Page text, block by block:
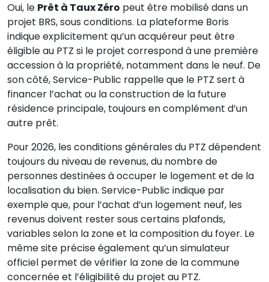
Oui, le Prêt à Taux Zéro peut être mobilisé dans un
projet BRS, sous conditions. La plateforme Boris
indique explicitement qu’un acquéreur peut être
éligible au PTZ si le projet correspond à une première
accession à la propriété, notamment dans le neuf. De
son côté, Service-Public rappelle que le PTZ sert à
financer l’achat ou la construction de la future
résidence principale, toujours en complément d’un
autre prêt.
Pour 2026, les conditions générales du PTZ dépendent
toujours du niveau de revenus, du nombre de
personnes destinées à occuper le logement et de la
localisation du bien. Service-Public indique par
exemple que, pour l’achat d’un logement neuf, les
revenus doivent rester sous certains plafonds,
variables selon la zone et la composition du foyer. Le
même site précise également qu’un simulateur
officiel permet de vérifier la zone de la commune
concernée et l’éligibilité du projet au PTZ.